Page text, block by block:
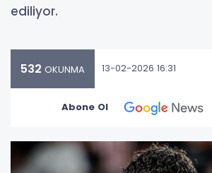
ediliyor.
532 OKUNMA 13-02-2026 16:31
Abone Ol